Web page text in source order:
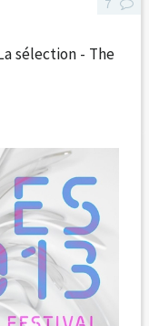
sélection - The
7